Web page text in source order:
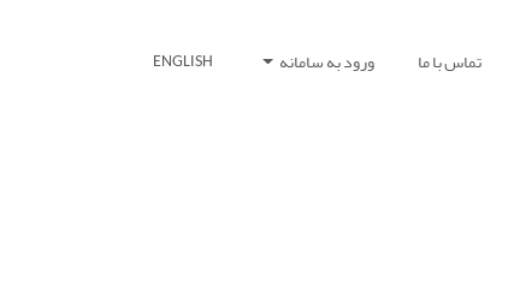
تماس با ما ورود به سامانه ENGLISH